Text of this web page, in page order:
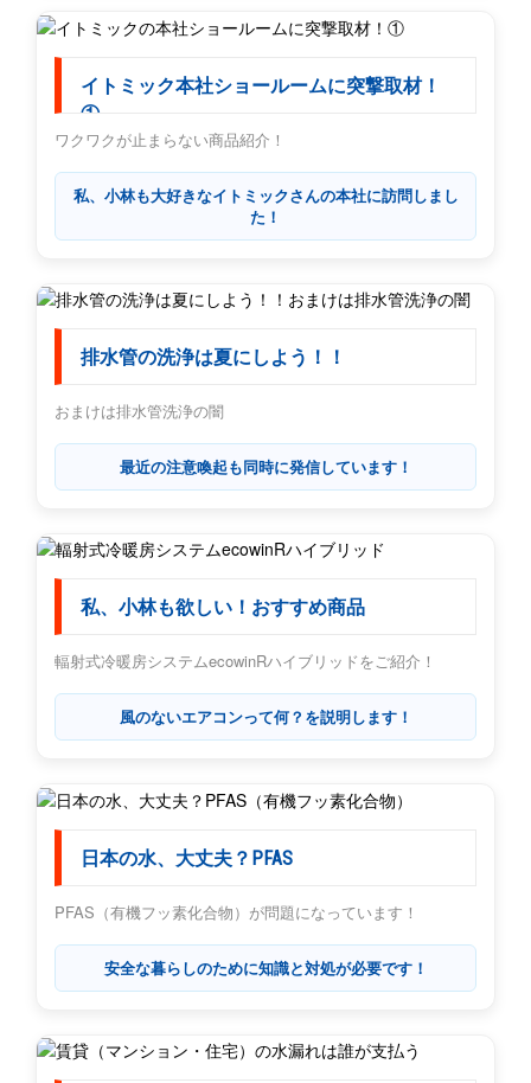
イトミック本社ショールームに突撃取材！
①
ワクワクが止まらない商品紹介！
私、小林も大好きなイトミックさんの本社に訪問しまし
た！
排水管の洗浄は夏にしよう！！
おまけは排水管洗浄の闇
最近の注意喚起も同時に発信しています！
私、小林も欲しい！おすすめ商品
輻射式冷暖房システムecowinRハイブリッドをご紹介！
風のないエアコンって何？を説明します！
日本の水、大丈夫？PFAS
PFAS（有機フッ素化合物）が問題になっています！
安全な暮らしのために知識と対処が必要です！